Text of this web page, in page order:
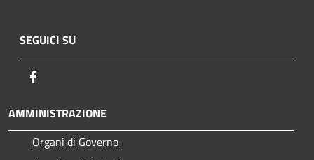
SEGUICI SU
AMMINISTRAZIONE
Organi di Governo